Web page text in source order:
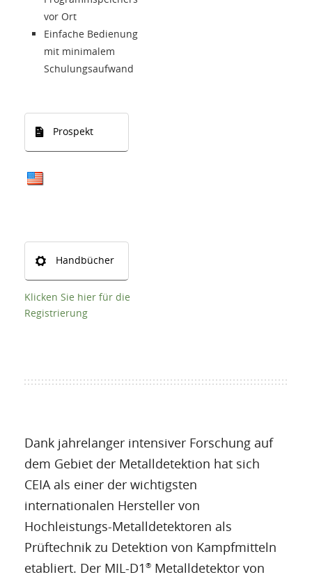
vor Ort
Einfache Bedienung
mit minimalem
Schulungsaufwand
Prospekt
Handbücher
Klicken Sie hier für die
Registrierung
Dank jahrelanger intensiver Forschung auf
dem Gebiet der Metalldetektion hat sich
CEIA als einer der wichtigsten
internationalen Hersteller von
Hochleistungs-Metalldetektoren als
Prüftechnik zu Detektion von Kampfmitteln
etabliert. Der MIL-D1 ® Metalldetektor von